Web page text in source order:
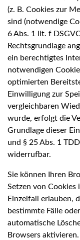
(z. B. Cookies zur
sind (notwendige
6 Abs. 1 lit. f
Rechtsgrundlage
ein berechtigtes
notwendigen
optimierten
Einwilligung zur
vergleichbaren
wurde, erfolgt die
Grundlage dieser
und § 25 Abs. 1
widerrufbar.
Sie können Ihren
Setzen von
Einzelfall erlauben,
bestimmte Fälle
automatische
Browsers